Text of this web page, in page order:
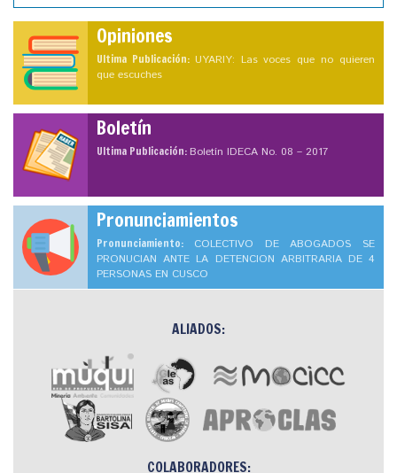
Opiniones
Ultima Publicación: UYARIY: Las voces que no quieren
que escuches
Boletín
Ultima Publicación:Boletín IDECA No. 08 – 2017
Pronunciamientos
Pronunciamiento: COLECTIVO DE ABOGADOS SE
PRONUCIAN ANTE LA DETENCION ARBITRARIA DE 4
PERSONAS EN CUSCO
ALIADOS:
COLABORADORES: